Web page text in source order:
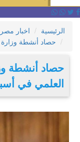
الرئيسية
اخبار مصر
حصاد أنشطة وزارة
حصاد أنشطة
العلمي في